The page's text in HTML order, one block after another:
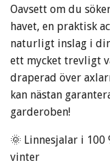
Oavsett om du
havet, en praktisk
naturligt inslag i
ett mycket trevligt
draperad över
kan nästan
garderoben!
🌞 Linnesjalar i 100
vinter